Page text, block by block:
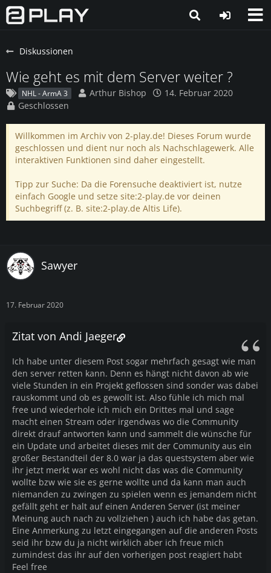
Diskussionen
Wie geht es mit dem Server weiter ?
NHL - ArmA 3 Arthur Bishop
14. Februar 2020
Geschlossen
Willkommen im Archiv von 2-play.de! Dieses Forum wurde
geschlossen und dient nur noch als Nachschlagewerk. Alle
interaktiven Funktionen sind daher eingestellt.
Tipp zur Suche: Da die Forensuche deaktiviert ist, nutze
einfach Google und setze site:2-play.de vor deinen
Suchbegriff (z. B. site:2-play.de Altis Life).
Sawyer
17. Februar 2020
Zitat von Andi Jaeger
Ich habe unter diesem Post sogar mehrfach gesagt wie man
den server retten kann. Denn es hängt nicht davon ab wie
viele Stunden in ein Projekt geflossen sind sonder was dabei
rauskommt und ob es gewollt ist. Also fühle ich mich mal
free und wiederhole ich mich ein Drittes mal und sage
macht einen Stream oder irgendwas wo die Community
direkt drauf antworten kann und sammelt die wünsche für
ein Update und arbeitet dieses mit der Community aus ein
großer Bestandteil der 8.0 war ja das questsystem aber wie
ihr jetzt merkt war es wohl nicht das was die Community
wollte bzw wie sie es gerne wollte und da kann man auch
niemanden zu zwingen zu spielen wenn es jemandem nicht
gefällt geht er halt auf einen Anderen Server (ist meiner
Meinung auch nach zu vollziehen ) auch ich habe das getan.
Eine Anmerkung zu letzt eingegangen auf die anderen Posts
seid ihr bzw du ja nicht wirklich aber ich freue mich
zumindest das ihr auf den vorherigen post reagiert habt
Feel free